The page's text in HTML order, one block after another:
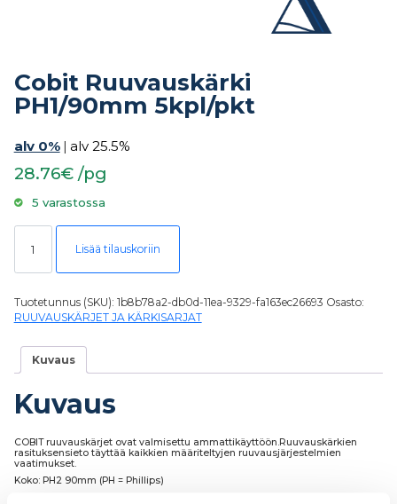
Cobit Ruuvauskärki
PH1/90mm 5kpl/pkt
alv 0% | alv 25.5%
28.76€ /pg
5 varastossa
Cobit Ruuvauskärki PH1/90mm 5kpl/pkt määrä
Lisää tilauskoriin
Tuotetunnus (SKU): 1b8b78a2-db0d-11ea-9329-fa163ec26693 Osasto:
RUUVAUSKÄRJET JA KÄRKISARJAT
Kuvaus
Kuvaus
COBIT ruuvauskärjet ovat valmisettu ammattikäyttöön.Ruuvauskärkien
rasituksensieto täyttää kaikkien määriteltyjen ruuvausjärjestelmien
vaatimukset.
Koko: PH2 90mm (PH = Phillips)